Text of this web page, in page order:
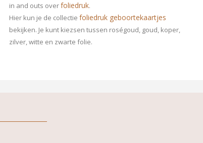
in and outs overfoliedruk.
Hier kun je de collectie foliedruk geboortekaartjes
bekijken. Je kunt kiezsen tussen roségoud, goud, koper,
zilver, witte en zwarte folie.